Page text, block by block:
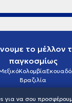
το μέλλον
παγκοσμίως
Κολομβία
Βραζιλία
για να σου